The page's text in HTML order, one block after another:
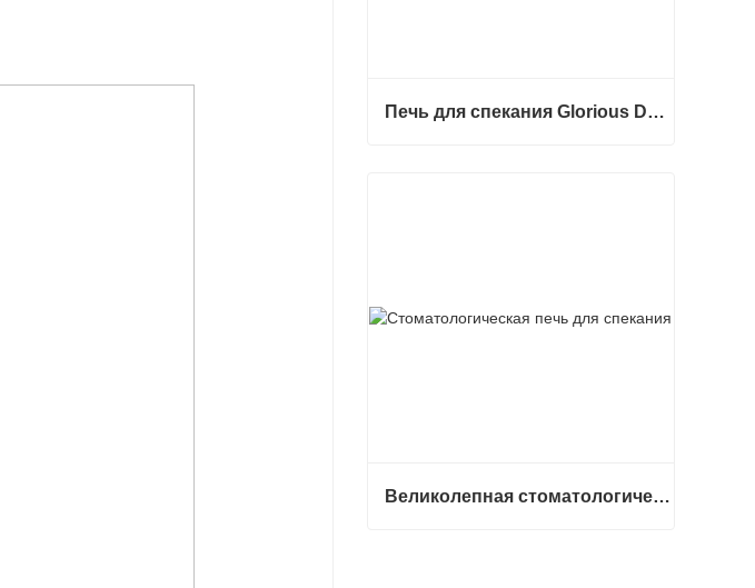
Печь для спекания Glorious Dental F5 Max
Великолепная стоматологическая печь для спекания F5 Pro